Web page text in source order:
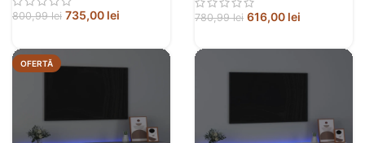
800,99lei 735,00 lei 780,99lei 616,00 lei
OFERTĂ